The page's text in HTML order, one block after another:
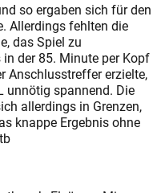
so ergaben sich für den
Allerdings fehlten die
das Spiel zu
der 85. Minute per Kopf
Anschlusstreffer erzielte,
unnötig spannend. Die
allerdings in Grenzen,
knappe Ergebnis ohne